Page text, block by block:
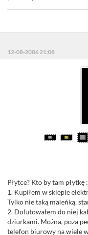
12-08-2006 21:08
Płytce? Kto by tam płytkę
1. Kupiłem w sklepie
Tylko nie taką maleńką,
2. Dolutowałem do niej
dziurkami. Można, poza
telefon biurowy na wiele